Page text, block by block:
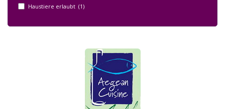
Haustiere erlaubt (1)